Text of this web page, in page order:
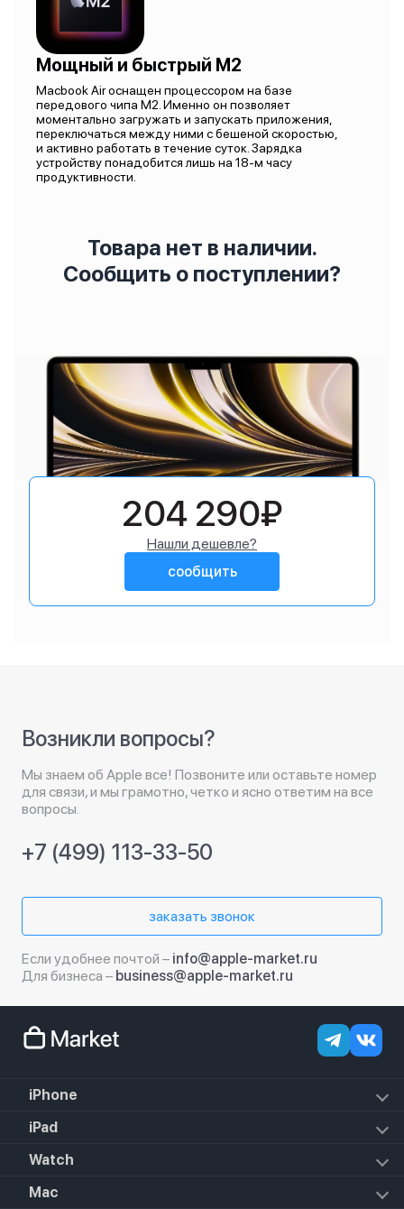
Мощный и быстрый M2
Macbook Air оснащен процессором на базе
передового чипа M2. Именно он позволяет
моментально загружать и запускать приложения,
переключаться между ними с бешеной скоростью,
и активно работать в течение суток. Зарядка
устройству понадобится лишь на 18-м часу
продуктивности.
Товара нет в наличии.
Сообщить о поступлении?
204 290₽
Нашли дешевле?
сообщить
Возникли вопросы?
Мы знаем об Apple все! Позвоните или оставьте номер
для связи, и мы грамотно, четко и ясно ответим на все
вопросы.
+7 (499) 113-33-50
заказать звонок
Если удобнее почтой – info@apple-market.ru
Для бизнеса – business@apple-market.ru
iPhone
iPhone 18 Pro Max
iPhone 18
iPhone 17 Pro Max
iPad
iPad Air (2022)
iPad 10.2 (2021)
Watch
Apple Watch Hermes Series 11
Mac